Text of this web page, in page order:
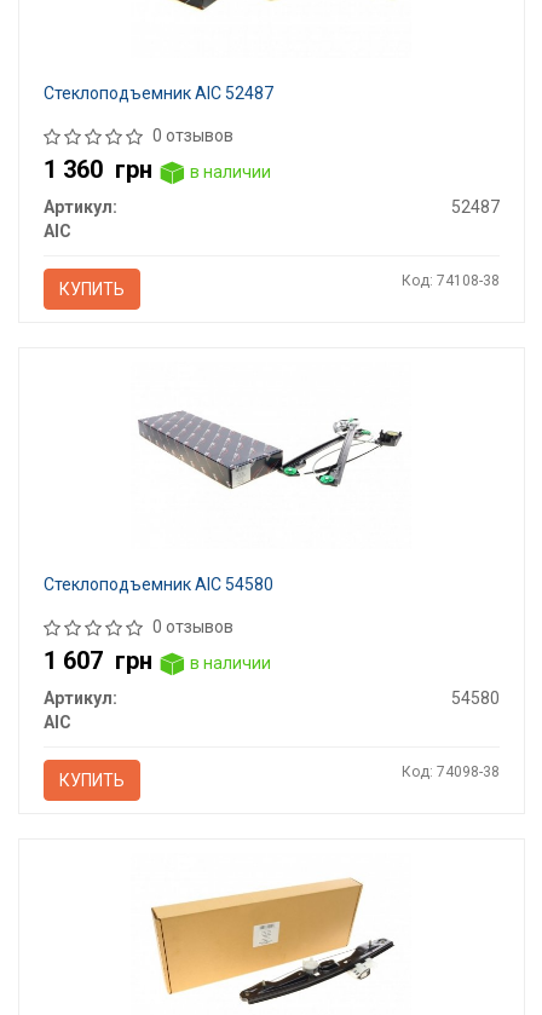
Стеклоподъемник AIC 52487
0 отзывов
1 360 грн
в наличии
Артикул:
52487
AIC
КУПИТЬ Код: 74108-38
Стеклоподъемник AIC 54580
0 отзывов
1 607 грн
в наличии
Артикул:
54580
AIC
КУПИТЬ Код: 74098-38